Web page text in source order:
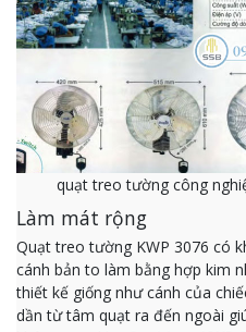
quạt treo tường công
Làm mát rộng
Quạt treo tường KWP 3076 có
cánh bản to làm bằng hợp kim
thiết kế giống như cánh của
dần từ tâm quạt ra đến ngoài